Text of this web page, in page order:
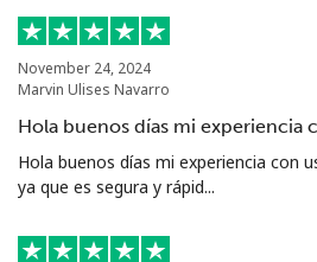
November 24, 2024
Marvin Ulises Navarro
Hola buenos días mi experiencia
Hola buenos días mi experiencia con
ya que es segura y rápid...